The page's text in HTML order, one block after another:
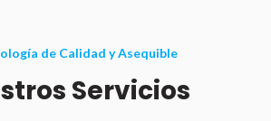
de Calidad y Asequible
Servicios